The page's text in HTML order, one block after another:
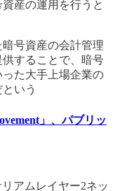
産の運用を行うと
号資産の会計管理
することで、暗号
た大手上場企業の
いう
」、パブリッ
アムレイヤー2ネッ